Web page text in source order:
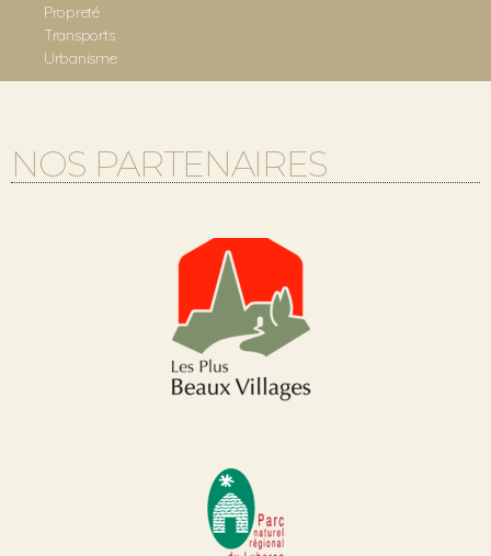
Propreté
Transports
Urbanisme
NOS PARTENAIRES